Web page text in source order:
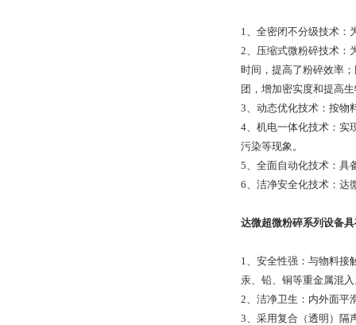
1、全密闭不分级技术：
2、压缩式微粉碎技术：
时间，提高了粉碎效率
团，增加密实度和提高
3、动态优化技术：按物
4、机电一体化技术：实
污染等现象。
5、全面自动化技术：具
6、洁净安全化技术：达
达微超微粉碎系列设备
1、安全性强：与物料接
汞、铅、铜等重金属混
2、洁净卫生：内外面平
3、采用复合（透明）隔